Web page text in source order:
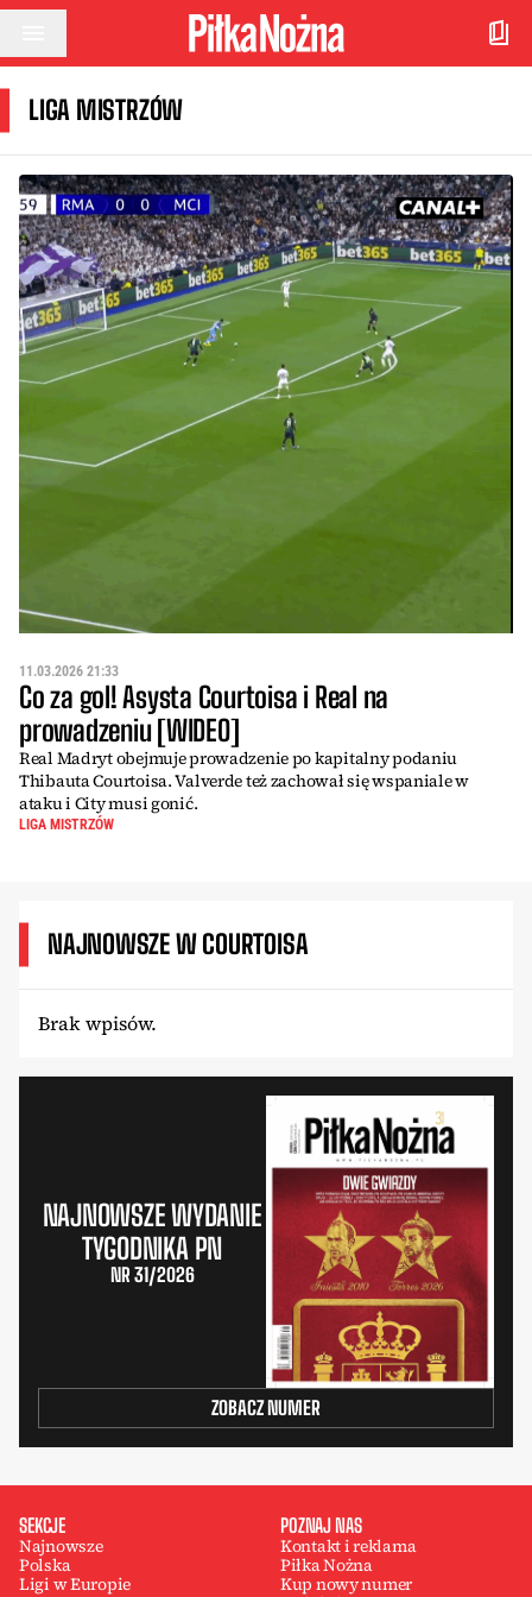
Przejdź do treści
LIGA MISTRZÓW
11.03.2026 21:33
Co za gol! Asysta Courtoisa i Real na
prowadzeniu [WIDEO]
Real Madryt obejmuje prowadzenie po kapitalny podaniu
Thibauta Courtoisa. Valverde też zachował się wspaniale w
ataku i City musi gonić.
LIGA MISTRZÓW
NAJNOWSZE W COURTOISA
Brak wpisów.
NAJNOWSZE WYDANIE
TYGODNIKA PN
NR 31/2026
ZOBACZ NUMER
SEKCJE
Najnowsze
Polska
Ligi w Europie
POZNAJ NAS
Kontakt i reklama
Piłka Nożna
Kup nowy numer